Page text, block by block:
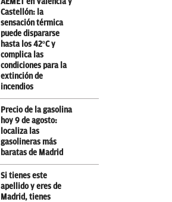
Castellón: la
sensación térmica
puede dispararse
hasta los 42ºC y
complica las
condiciones para la
extinción de
incendios
Precio de la gasolina
hoy 9 de agosto:
localiza las
gasolineras más
baratas de Madrid
Si tienes este
apellido y eres de
Madrid, tienes